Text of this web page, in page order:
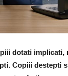
dotati implicati,
Copiii destepti